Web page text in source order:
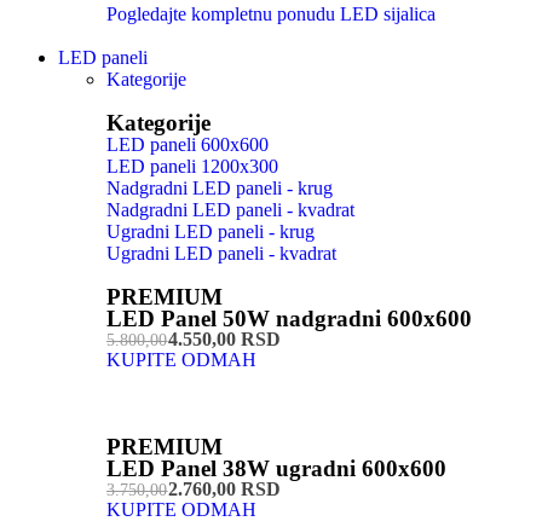
Pogledajte kompletnu ponudu LED sijalica
LED paneli
Kategorije
Kategorije
LED paneli 600x600
LED paneli 1200x300
Nadgradni LED paneli - krug
Nadgradni LED paneli - kvadrat
Ugradni LED paneli - krug
Ugradni LED paneli - kvadrat
PREMIUM
LED Panel 50W nadgradni 600x600
5.800,004.550,00 RSD
KUPITE ODMAH
PREMIUM
LED Panel 38W ugradni 600x600
3.750,002.760,00 RSD
KUPITE ODMAH